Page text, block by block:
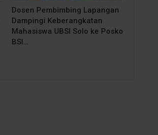
Dosen Pembimbing Lapangan
Dampingi Keberangkatan
Mahasiswa UBSI Solo ke Posko
BSI…